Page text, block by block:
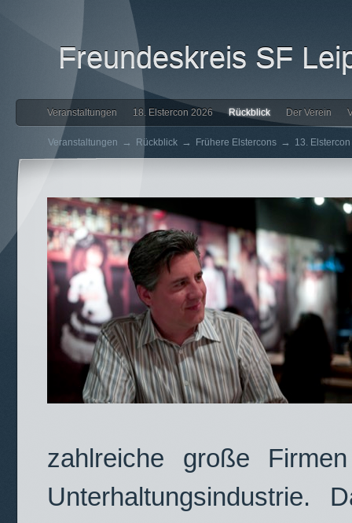
Freundeskreis SF
Veranstaltungen 18. Elstercon 2026 Rückblick Der Verein
Veranstaltungen → Rückblick → Frühere Elstercons → 13.
zahlreiche große
Unterhaltungsindustrie.